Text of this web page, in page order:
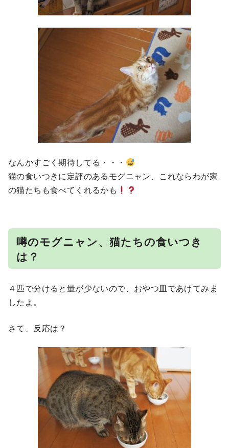
なんかすごく期待してる・・・
猫の食いつきに定評のあるモグニャン、これならわが家
の猫たちも食べてくれるかも
噂のモグニャン、猫たちの食いつき
は？
４匹で分けると量が少ないので、おやつ皿であげてみま
したよ。
さて、反応は？